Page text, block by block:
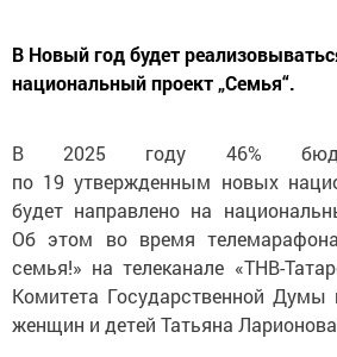
В Новый год будет
национальный проект „Семья“.
В 2025 году 46%
по 19 утвержденным новых
будет направлено на
Об этом во время
семья!» на телеканале «ТНВ-
Комитета Государственной
женщин и детей Татьяна